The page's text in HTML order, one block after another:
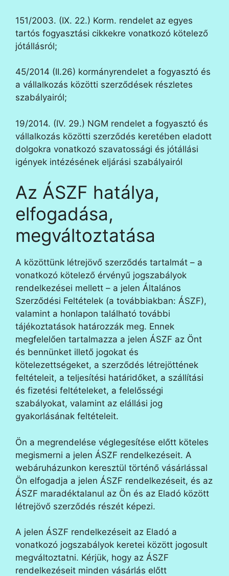
151/2003. (IX. 22.) Korm. rendelet az egyes
tartós fogyasztási cikkekre vonatkozó kötelező
jótállásról;
45/2014 (II.26) kormányrendelet a fogyasztó és
a vállalkozás közötti szerződések részletes
szabályairól;
19/2014. (IV. 29.) NGM rendelet a fogyasztó és
vállalkozás közötti szerződés keretében eladott
dolgokra vonatkozó szavatossági és jótállási
igények intézésének eljárási szabályairól
Az ÁSZF hatálya,
elfogadása,
megváltoztatása
A közöttünk létrejövő szerződés tartalmát – a
vonatkozó kötelező érvényű jogszabályok
rendelkezései mellett – a jelen Általános
Szerződési Feltételek (a továbbiakban: ÁSZF),
valamint a honlapon található további
tájékoztatások határozzák meg. Ennek
megfelelően tartalmazza a jelen ÁSZF az Önt
és bennünket illető jogokat és
kötelezettségeket, a szerződés létrejöttének
feltételeit, a teljesítési határidőket, a szállítási
és fizetési feltételeket, a felelősségi
szabályokat, valamint az elállási jog
gyakorlásának feltételeit.
Ön a megrendelése véglegesítése előtt köteles
megismerni a jelen ÁSZF rendelkezéseit. A
webáruházunkon keresztül történő vásárlással
Ön elfogadja a jelen ÁSZF rendelkezéseit, és az
ÁSZF maradéktalanul az Ön és az Eladó között
létrejövő szerződés részét képezi.
A jelen ÁSZF rendelkezéseit az Eladó a
vonatkozó jogszabályok keretei között jogosult
megváltoztatni. Kérjük, hogy az ÁSZF
rendelkezéseit minden vásárlás előtt